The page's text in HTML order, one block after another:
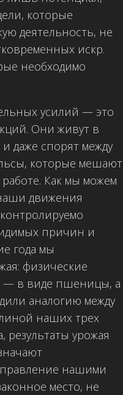
которые
деятельность, не
искр.
необходимо
усилий — это
Они живут в
даже спорят между
которые мешают
Как мы можем
движения
причин и
года мы
физические
— в виде пшеницы, а
аналогию между
наших трех
урожая
нашими
место, не